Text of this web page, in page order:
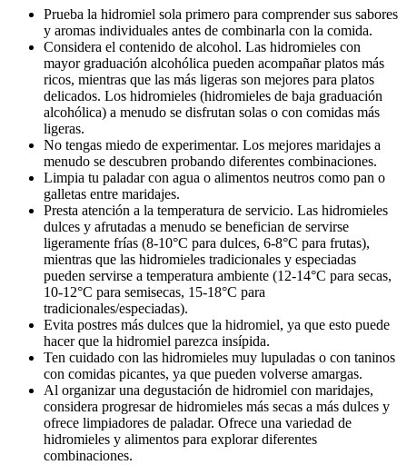
Prueba la hidromiel sola primero para comprender sus sabores
y aromas individuales antes de combinarla con la comida.
Considera el contenido de alcohol. Las hidromieles con
mayor graduación alcohólica pueden acompañar platos más
ricos, mientras que las más ligeras son mejores para platos
delicados. Los hidromieles (hidromieles de baja graduación
alcohólica) a menudo se disfrutan solas o con comidas más
ligeras.
No tengas miedo de experimentar. Los mejores maridajes a
menudo se descubren probando diferentes combinaciones.
Limpia tu paladar con agua o alimentos neutros como pan o
galletas entre maridajes.
Presta atención a la temperatura de servicio. Las hidromieles
dulces y afrutadas a menudo se benefician de servirse
ligeramente frías (8-10°C para dulces, 6-8°C para frutas),
mientras que las hidromieles tradicionales y especiadas
pueden servirse a temperatura ambiente (12-14°C para secas,
10-12°C para semisecas, 15-18°C para
tradicionales/especiadas).
Evita postres más dulces que la hidromiel, ya que esto puede
hacer que la hidromiel parezca insípida.
Ten cuidado con las hidromieles muy lupuladas o con taninos
con comidas picantes, ya que pueden volverse amargas.
Al organizar una degustación de hidromiel con maridajes,
considera progresar de hidromieles más secas a más dulces y
ofrece limpiadores de paladar. Ofrece una variedad de
hidromieles y alimentos para explorar diferentes
combinaciones.